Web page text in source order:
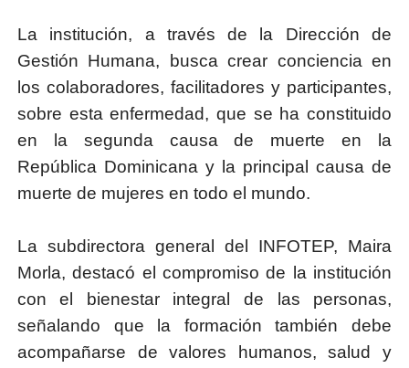
La institución, a través de la Dirección de
Gestión Humana, busca crear conciencia en
los colaboradores, facilitadores y participantes,
sobre esta enfermedad, que se ha constituido
en la segunda causa de muerte en la
República Dominicana y la principal causa de
muerte de mujeres en todo el mundo.
La subdirectora general del INFOTEP, Maira
Morla, destacó el compromiso de la institución
con el bienestar integral de las personas,
señalando que la formación también debe
acompañarse de valores humanos, salud y